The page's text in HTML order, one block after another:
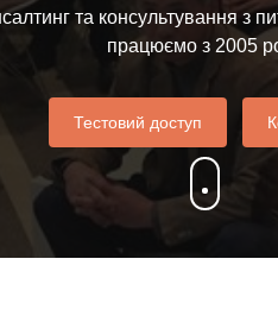
та консультування з
працюємо з 2005
Тестовий доступ